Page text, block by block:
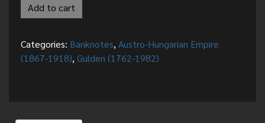
Add to cart
Categories: Banknotes, Austro-Hungarian Empire
(1867-1918), Gulden (1762-1982)